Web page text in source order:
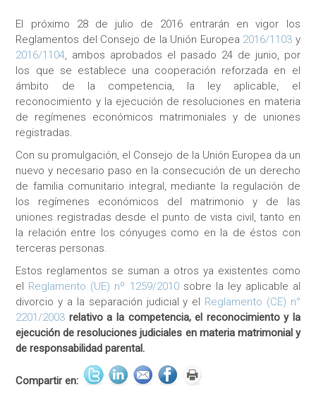
El próximo 28 de julio de 2016 entrarán en vigor los
Reglamentos del Consejo de la Unión Europea 2016/1103 y
2016/1104, ambos aprobados el pasado 24 de junio, por
los que se establece una cooperación reforzada en el
ámbito de la competencia, la ley aplicable, el
reconocimiento y la ejecución de resoluciones en materia
de regímenes económicos matrimoniales y de uniones
registradas.
Con su promulgación, el Consejo de la Unión Europea da un
nuevo y necesario paso en la consecución de un derecho
de familia comunitario integral, mediante la regulación de
los regímenes económicos del matrimonio y de las
uniones registradas desde el punto de vista civil, tanto en
la relación entre los cónyuges como en la de éstos con
terceras personas.
Estos reglamentos se suman a otros ya existentes como
el Reglamento (UE) nº 1259/2010sobre la ley aplicable al
divorcio y a la separación judicial y el Reglamento (CE) n°
2201/2003 relativo a la competencia, el reconocimiento y la
ejecución de resoluciones judiciales en materia matrimonial y
de responsabilidad parental.
Compartir en: